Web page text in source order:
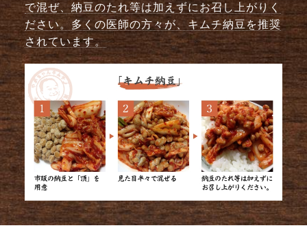
で混ぜ、納豆のたれ等は加えずにお召し上がりく
ださい。多くの医師の方々が、キムチ納豆を推奨
されています。